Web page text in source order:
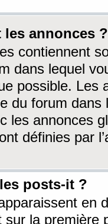
les annonces ?
contiennent
dans lequel
possible. Les
du forum dans
les annonces
définies par
posts-it ?
en
sur la première